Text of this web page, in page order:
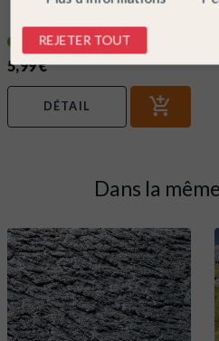
2 entrées de tunnel 1 voie -HO-
En stock !
5,99 €
DÉTAIL
Dans la
REJETER TOUT